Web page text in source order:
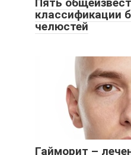
Пять
классификации
челюстей
Гайморит –